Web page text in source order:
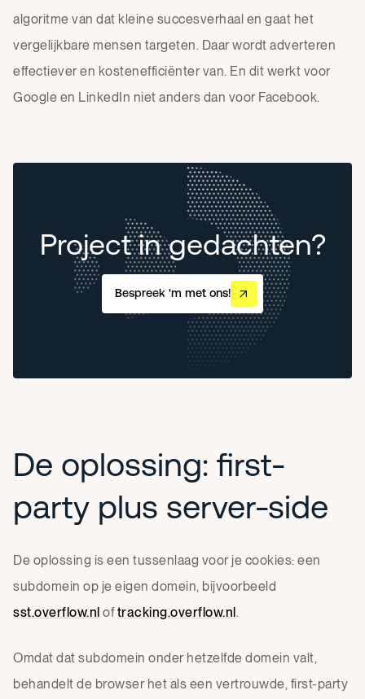
algoritme van dat kleine succesverhaal en gaat het
vergelijkbare mensen targeten. Daar wordt adverteren
effectiever en kostenefficiënter van. En dit werkt voor
Google en LinkedIn niet anders dan voor Facebook.
Project in gedachten?
Bespreek 'm met ons!
De oplossing: first-
party plus server-side
De oplossing is een tussenlaag voor je cookies: een
subdomein op je eigen domein, bijvoorbeeld
sst.overflow.nl oftracking.overflow.nl.
Omdat dat subdomein onder hetzelfde domein valt,
behandelt de browser het als een vertrouwde, first-party